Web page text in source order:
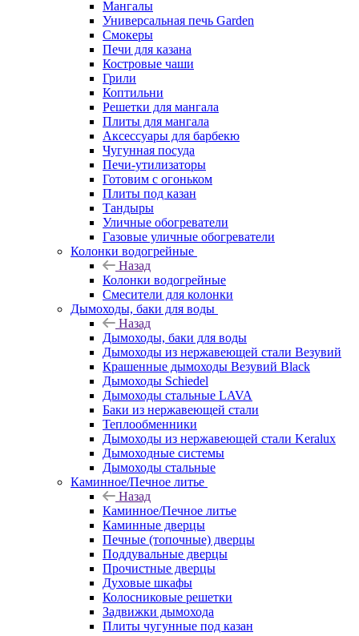
Мангалы
Универсальная печь Garden
Смокеры
Печи для казана
Костровые чаши
Грили
Коптильни
Решетки для мангала
Плиты для мангала
Аксессуары для барбекю
Чугунная посуда
Печи-утилизаторы
Готовим с огоньком
Плиты под казан
Тандыры
Уличные обогреватели
Газовые уличные обогреватели
Колонки водогрейные
Назад
Колонки водогрейные
Смесители для колонки
Дымоходы, баки для воды
Назад
Дымоходы, баки для воды
Дымоходы из нержавеющей стали Везувий
Крашенные дымоходы Везувий Black
Дымоходы Schiedel
Дымоходы стальные LAVA
Баки из нержавеющей стали
Теплообменники
Дымоходы из нержавеющей стали Keralux
Дымоходные системы
Дымоходы стальные
Каминное/Печное литье
Назад
Каминное/Печное литье
Каминные дверцы
Печные (топочные) дверцы
Поддувальные дверцы
Прочистные дверцы
Духовые шкафы
Колосниковые решетки
Задвижки дымохода
Плиты чугунные под казан